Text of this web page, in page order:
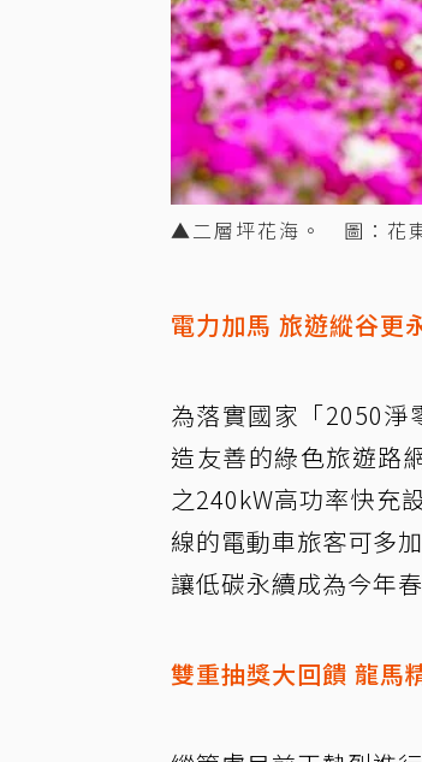
▲二層坪花海。 圖：花
電力加馬 旅遊縱谷更
為落實國家「2050淨
造友善的綠色旅遊路
之240kW高功率快充
線的電動車旅客可多
讓低碳永續成為今年
雙重抽獎大回饋 龍馬